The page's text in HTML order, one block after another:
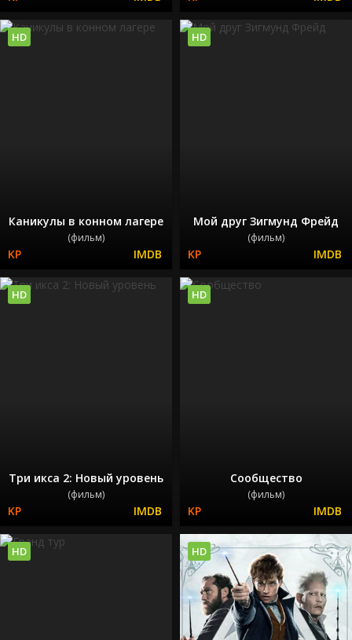
Каникулы в конном лагере
(фильм)
HD
Мой друг Зигмунд Фрейд
(фильм)
HD
Три икса 2: Новый уровень
(фильм)
HD
Сообщество
(фильм)
HD
HD HD